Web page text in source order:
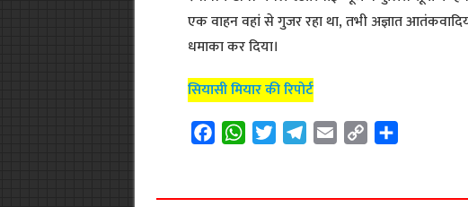
एक वाहन वहां से गुजर रहा था, तभी अज्ञात
धमाका कर दिया।
सियासी मियार की रिपोर्ट
W